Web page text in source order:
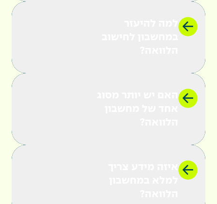
אז מה בעצם ההבדל בין זה להלוואה מהבנק?
בדומה לבנק,